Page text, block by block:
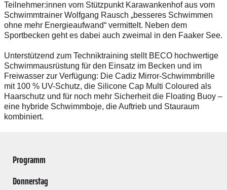
Teilnehmer:innen vom Stützpunkt Karawankenhof aus vom
Schwimmtrainer Wolfgang Rausch „besseres Schwimmen
ohne mehr Energieaufwand“ vermittelt. Neben dem
Sportbecken geht es dabei auch zweimal in den Faaker See.
Unterstützend zum Technik­training stellt BECO hochwertige
Schwimmausrüstung für den Einsatz im Becken und im
Freiwasser zur Verfügung: Die Cadiz Mirror-Schwimmbrille
mit 100 % UV-Schutz, die Silicone Cap Multi Coloured als
Haarschutz und für noch mehr Sicherheit die Floating Buoy –
eine hybride Schwimmboje, die Auftrieb und Stauraum
kombiniert.
Programm
Donnerstag